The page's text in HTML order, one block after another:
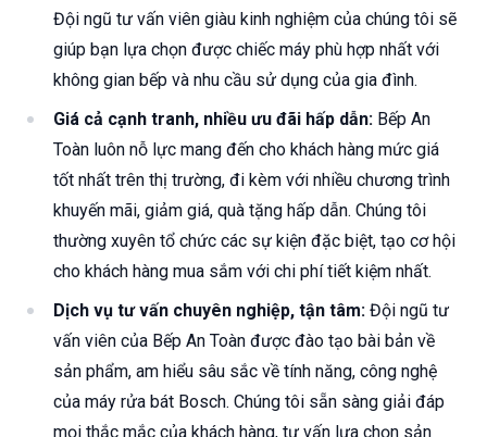
Đội ngũ tư vấn viên giàu kinh nghiệm của chúng tôi sẽ
giúp bạn lựa chọn được chiếc máy phù hợp nhất với
không gian bếp và nhu cầu sử dụng của gia đình.
Giá cả cạnh tranh, nhiều ưu đãi hấp dẫn: Bếp An
Toàn luôn nỗ lực mang đến cho khách hàng mức giá
tốt nhất trên thị trường, đi kèm với nhiều chương trình
khuyến mãi, giảm giá, quà tặng hấp dẫn. Chúng tôi
thường xuyên tổ chức các sự kiện đặc biệt, tạo cơ hội
cho khách hàng mua sắm với chi phí tiết kiệm nhất.
Dịch vụ tư vấn chuyên nghiệp, tận tâm: Đội ngũ tư
vấn viên của Bếp An Toàn được đào tạo bài bản về
sản phẩm, am hiểu sâu sắc về tính năng, công nghệ
của máy rửa bát Bosch. Chúng tôi sẵn sàng giải đáp
mọi thắc mắc của khách hàng, tư vấn lựa chọn sản